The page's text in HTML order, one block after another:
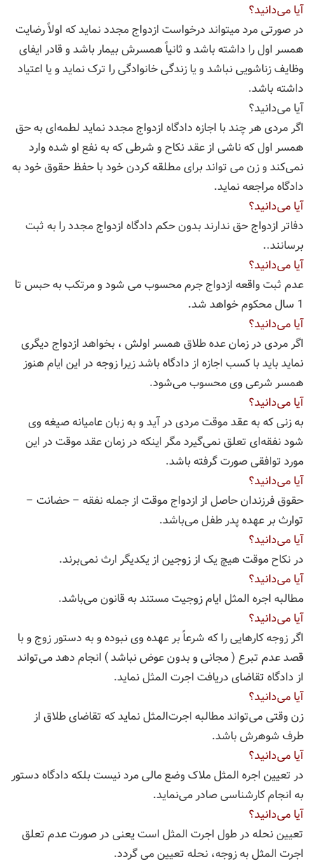
آیا می‌دانید؟
در صورتی مرد میتواند درخواست ازدواج مجدد نماید که اولاً رضایت
همسر اول را داشته باشد و ثانیاً همسرش بیمار باشد و قادر ایفای
وظایف زناشویی نباشد و یا زندگی خانوادگی را ترک نماید و یا اعتیاد
داشته باشد.
آیا می‌دانید؟
اگر مردی هر چند با اجازه دادگاه ازدواج مجدد نماید لطمه‌‌ای به حق
همسر اول که ناشی از عقد نکاح و شرطی که به نفع او شده وارد
نمی‌‌کند و زن می تواند برای مطلقه کردن خود با حفظ حقوق خود به
دادگاه مراجعه نماید.
آیا می‌دانید؟
دفاتر ازدواج حق ندارند بدون حکم دادگاه ازدواج مجدد را به ثبت
برسانند..
آیا می‌دانید؟
عدم ثبت واقعه ازدواج جرم محسوب می شود و مرتکب به حبس تا
1 سال محکوم خواهد شد.
آیا می‌دانید؟
اگر مردی در زمان عده طلاق همسر اولش ، بخواهد ازدواج دیگری
نماید باید با کسب اجازه از دادگاه باشد زیرا زوجه در این ایام هنوز
همسر شرعی وی محسوب می‌‌شود.
آیا می‌دانید؟
به زنی که به عقد موقت مردی در آید و به زبان عامیانه صیغه وی
شود نفقه‌‌ای تعلق نمی‌‌گیرد مگر اینکه در زمان عقد موقت در این
مورد توافقی صورت گرفته باشد.
آیا می‌دانید؟
حقوق فرزندان حاصل از ازدواج موقت از جمله نفقه – حضانت –
توارث بر عهده پدر طفل می‌‌باشد.
آیا می‌دانید؟
در نکاح موقت هیچ یک از زوجین از یکدیگر ارث نمی‌‌برند.
آیا می‌دانید؟
مطالبه اجره المثل ایام زوجیت مستند به قانون می‌‌باشد.
آیا می‌دانید؟
اگر زوجه کارهایی را که شرعاً بر عهده وی نبوده و به دستور زوج و با
قصد عدم تبرع ( مجانی و بدون عوض نباشد ) انجام دهد می‌‌تواند
از دادگاه تقاضای دریافت اجرت المثل نماید.
آیا می‌دانید؟
زن وقتی می‌‌تواند مطالبه اجرت‌‌المثل نماید که تقاضای طلاق از
طرف شوهرش باشد.
آیا می‌دانید؟
در تعیین اجره المثل ملاک وضع مالی مرد نیست بلکه دادگاه دستور
به انجام کارشناسی صادر می‌‌نماید.
آیا می‌دانید؟
تعیین نحله در طول اجرت المثل است یعنی در صورت عدم تعلق
اجرت المثل به زوجه، نحله تعیین می گردد.